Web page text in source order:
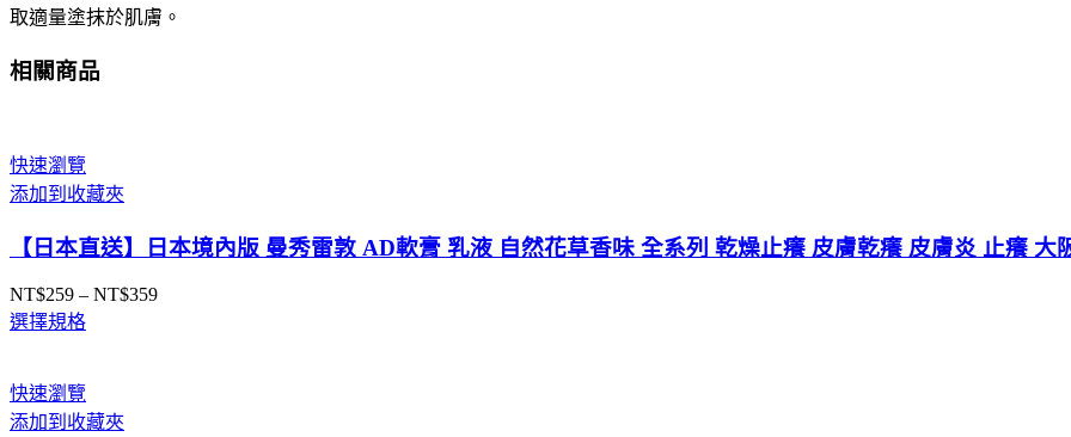
取適量塗抹於肌膚。
相關商品
快速瀏覽
添加到收藏夾
【日本直送】日本境內版 曼秀雷敦 AD軟膏 乳液 自然花草香味 全系列 乾燥止癢 皮膚乾癢 皮膚炎 止癢 大
NT$259 – NT$359價
選擇規格
快速瀏覽
添加到收藏夾